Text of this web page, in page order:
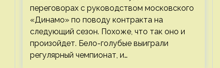
переговорах с руководством московского
«Динамо» по поводу контракта на
следующий сезон. Похоже, что так оно и
произойдет. Бело-голубые выиграли
регулярный чемпионат, и…